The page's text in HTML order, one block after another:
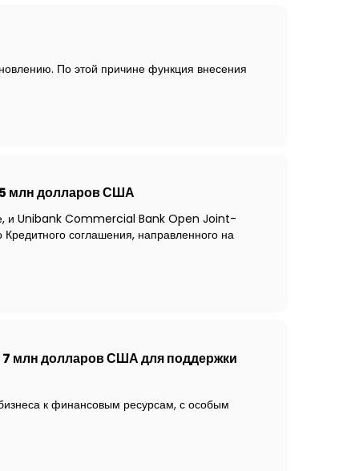
По этой причине функция внесения
млн долларов США
и Unibank Commercial Bank Open Joint-
соглашения, направленного на
7 млн долларов США для поддержки
к финансовым ресурсам, с особым